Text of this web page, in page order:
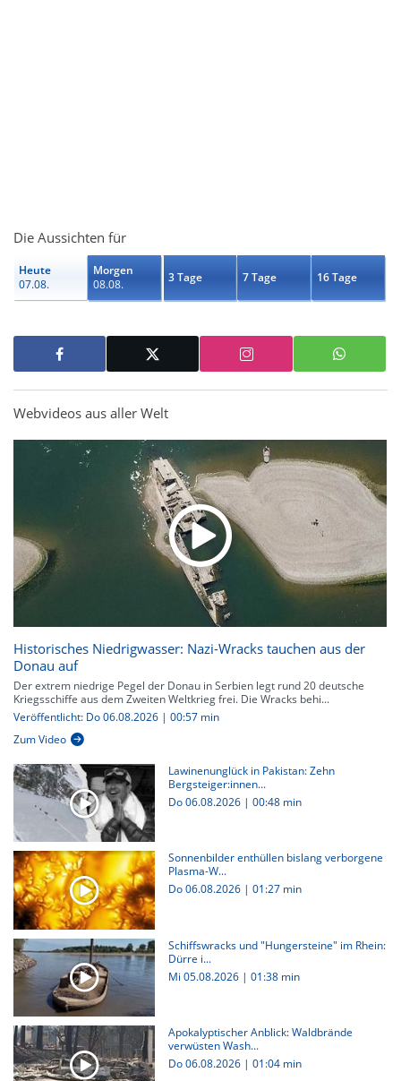
Die Aussichten für
Heute
07.08.
Morgen
08.08.
3 Tage 7 Tage 16 Tage
Webvideos aus aller Welt
Historisches Niedrigwasser: Nazi-Wracks tauchen aus der
Donau auf
Der extrem niedrige Pegel der Donau in Serbien legt rund 20 deutsche
Kriegsschiffe aus dem Zweiten Weltkrieg frei. Die Wracks behi...
Veröffentlicht: Do 06.08.2026 | 00:57 min
Zum Video
Lawinenunglück in Pakistan: Zehn
Bergsteiger:innen...
Do 06.08.2026 | 00:48 min
Sonnenbilder enthüllen bislang verborgene
Plasma-W...
Do 06.08.2026 | 01:27 min
Schiffswracks und "Hungersteine" im Rhein:
Dürre i...
Mi 05.08.2026 | 01:38 min
Apokalyptischer Anblick: Waldbrände
verwüsten Wash...
Do 06.08.2026 | 01:04 min